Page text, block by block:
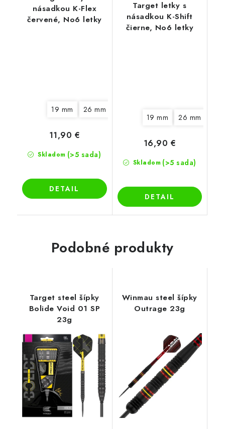
násadkou K-Flex
červené, No6 letky
19 mm 26 mm
Skladom (>5 sada)
11,90 €
DETAIL
Target letky s
násadkou K-Shift
čierne, No6 letky
19 mm 26 mm
Skladom (>5 sada)
16,90 €
DETAIL
Podobné produkty
Target steel šípky
Bolide Void 01 SP
23g
Winmau steel šípky
Outrage 23g